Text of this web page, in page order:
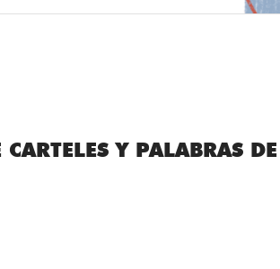
Y PALABRAS DE